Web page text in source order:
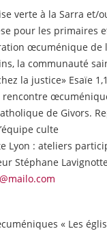
verte à la Sarra et/
pour les primaires
œcuménique
la communauté
la justice» Esaïe
de Givors.
culte
Lyon : ateliers
Stéphane Lavignotte
« Les